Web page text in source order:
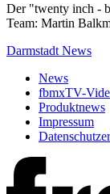
Der "twenty inch -
Team: Martin
Darmstadt News
News
fbmxTV-
Produktnews
Impressum